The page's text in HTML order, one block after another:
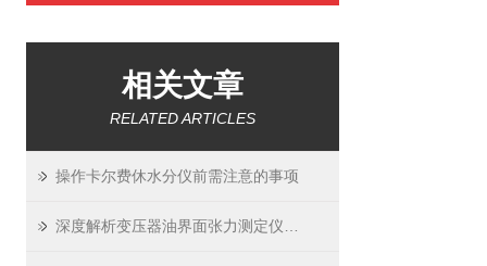
相关文章
RELATED ARTICLES
操作卡尔费休水分仪前需注意的事项